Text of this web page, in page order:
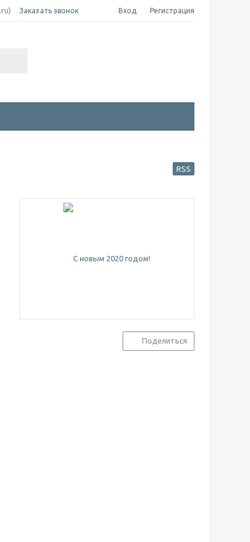
Заказать звонок Вход Регистрация
RSS
Поделиться